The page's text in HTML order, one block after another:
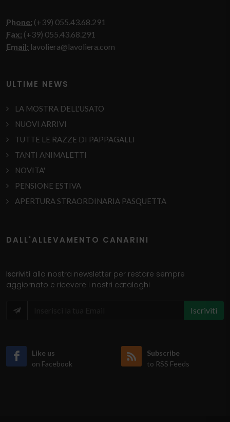
Phone: (+39) 055.43.68.291
Fax: (+39) 055.43.68.291
Email: lavoliera@lavoliera.com
ULTIME NEWS
LA MOSTRA DELL'USATO
NUOVI ARRIVI
TUTTE LE RAZZE DI PAPPAGALLI
TANTI ANIMALETTI
NOVITA'
PENSIONE ESTIVA
APERTURA STRAORDINARIA PASQUETTA
DALL'ALLEVAMENTO CANARINI
Iscriviti alla nostra newsletter per restare sempre
aggiornato e ricevere i nostri cataloghi
Iscriviti
Like us
on Facebook
Subscribe
to RSS Feeds